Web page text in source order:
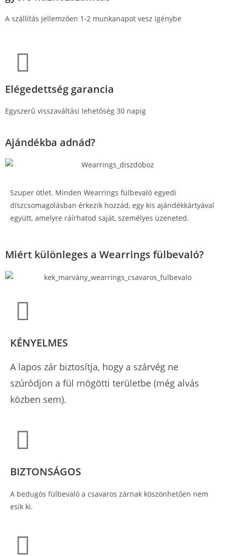
A szállítás jellemzően 1-2 munkanapot vesz igénybe
Elégedettség garancia
Egyszerű visszaváltási lehetőség 30 napig
Ajándékba adnád?
Szuper ötlet. Minden Wearrings fülbevaló egyedi
díszcsomagolásban érkezik hozzád, egy kis ajándékkártyával
együtt, amelyre ráírhatod saját, személyes üzeneted.
Miért különleges a Wearrings fülbevaló?
KÉNYELMES
A lapos zár biztosítja, hogy a szárvég ne
szúródjon a fül mögötti területbe (még alvás
közben sem).
BIZTONSÁGOS
A bedugós fülbevaló a csavaros zárnak köszönhetően nem
esik ki.